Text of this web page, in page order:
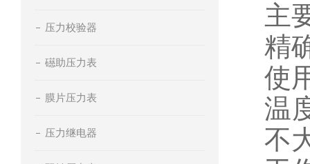
压力校验器
礠助压力表
膜片压力表
压力继电器
主
精
使
温
不